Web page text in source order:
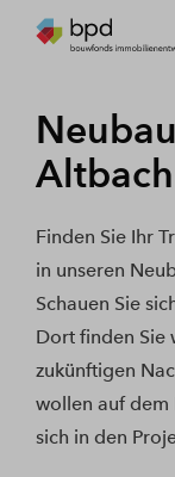
Altbach
Finden Sie Ihr
in unseren
Schauen Sie
Dort finden Sie
zukünftigen
wollen auf dem
sich in den